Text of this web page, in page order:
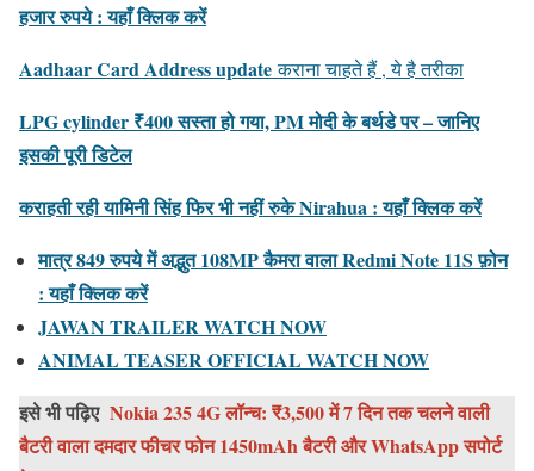
हजार रुपये : यहाँ क्लिक करें
Aadhaar Card Address updateकराना चाहते हैं , ये है तरीका
LPG cylinder ₹400 सस्ता हो गया, PM मोदी के बर्थडे पर – जानिए
इसकी पूरी डिटेल
कराहती रही यामिनी सिंह फिर भी नहीं रुके Nirahua : यहाँ क्लिक करें
मात्र 849 रुपये में अद्भुत 108MP कैमरा वाला Redmi Note 11S फ़ोन
: यहाँ क्लिक करें
JAWAN TRAILER WATCH NOW
ANIMAL TEASER OFFICIAL WATCH NOW
इसे भी पढ़िए Nokia 235 4G लॉन्च: ₹3,500 में 7 दिन तक चलने वाली
बैटरी वाला दमदार फीचर फोन 1450mAh बैटरी और WhatsApp सपोर्ट